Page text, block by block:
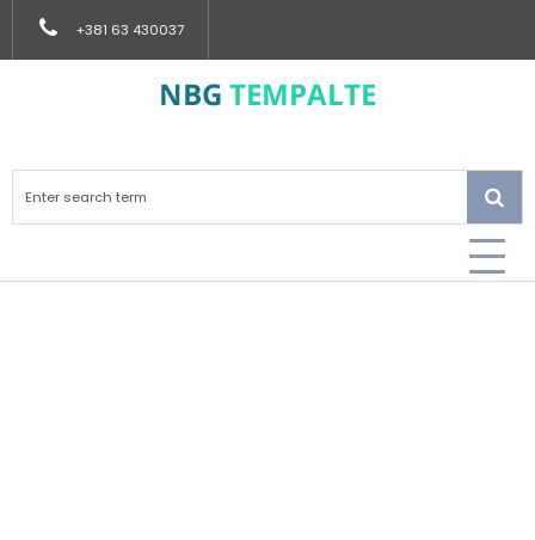
+381 63 430037